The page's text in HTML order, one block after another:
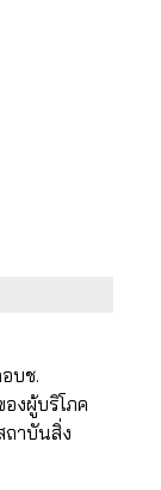
บช.
งผู้บริโภค
ถาบันสิ่ง